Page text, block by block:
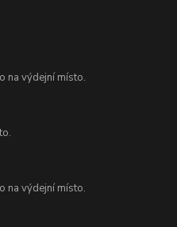
na výdejní místo.
na výdejní místo.